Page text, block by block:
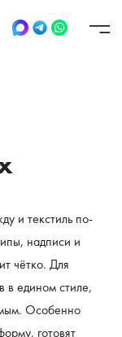
и текстиль по-
надписи и
чётко. Для
в едином стиле,
Особенно
готовят